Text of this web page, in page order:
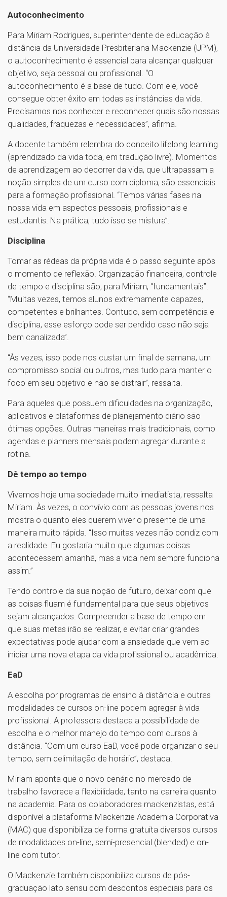
Autoconhecimento
Para Miriam Rodrigues, superintendente de educação à
distância da Universidade Presbiteriana Mackenzie (UPM),
o autoconhecimento é essencial para alcançar qualquer
objetivo, seja pessoal ou profissional. “O
autoconhecimento é a base de tudo. Com ele, você
consegue obter êxito em todas as instâncias da vida.
Precisamos nos conhecer e reconhecer quais são nossas
qualidades, fraquezas e necessidades”, afirma.
A docente também relembra do conceito lifelong learning
(aprendizado da vida toda, em tradução livre). Momentos
de aprendizagem ao decorrer da vida, que ultrapassam a
noção simples de um curso com diploma, são essenciais
para a formação profissional. “Temos várias fases na
nossa vida em aspectos pessoais, profissionais e
estudantis. Na prática, tudo isso se mistura”.
Disciplina
Tomar as rédeas da própria vida é o passo seguinte após
o momento de reflexão. Organização financeira, controle
de tempo e disciplina são, para Miriam, “fundamentais”.
“Muitas vezes, temos alunos extremamente capazes,
competentes e brilhantes. Contudo, sem competência e
disciplina, esse esforço pode ser perdido caso não seja
bem canalizada”.
“Às vezes, isso pode nos custar um final de semana, um
compromisso social ou outros, mas tudo para manter o
foco em seu objetivo e não se distrair”, ressalta.
Para aqueles que possuem dificuldades na organização,
aplicativos e plataformas de planejamento diário são
ótimas opções. Outras maneiras mais tradicionais, como
agendas e planners mensais podem agregar durante a
rotina.
Dê tempo ao tempo
Vivemos hoje uma sociedade muito imediatista, ressalta
Miriam. Às vezes, o convívio com as pessoas jovens nos
mostra o quanto eles querem viver o presente de uma
maneira muito rápida. “Isso muitas vezes não condiz com
a realidade. Eu gostaria muito que algumas coisas
acontecessem amanhã, mas a vida nem sempre funciona
assim.”
Tendo controle da sua noção de futuro, deixar com que
as coisas fluam é fundamental para que seus objetivos
sejam alcançados. Compreender a base de tempo em
que suas metas irão se realizar, e evitar criar grandes
expectativas pode ajudar com a ansiedade que vem ao
iniciar uma nova etapa da vida profissional ou acadêmica.
EaD
A escolha por programas de ensino à distância e outras
modalidades de cursos on-line podem agregar à vida
profissional. A professora destaca a possibilidade de
escolha e o melhor manejo do tempo com cursos à
distância. “Com um curso EaD, você pode organizar o seu
tempo, sem delimitação de horário”, destaca.
Miriam aponta que o novo cenário no mercado de
trabalho favorece a flexibilidade, tanto na carreira quanto
na academia. Para os colaboradores mackenzistas, está
disponível a plataforma Mackenzie Academia Corporativa
(MAC) que disponibiliza de forma gratuita diversos cursos
de modalidades on-line, semi-presencial (blended) e on-
line com tutor.
O Mackenzie também disponibiliza cursos de pós-
graduação lato sensu com descontos especiais para os